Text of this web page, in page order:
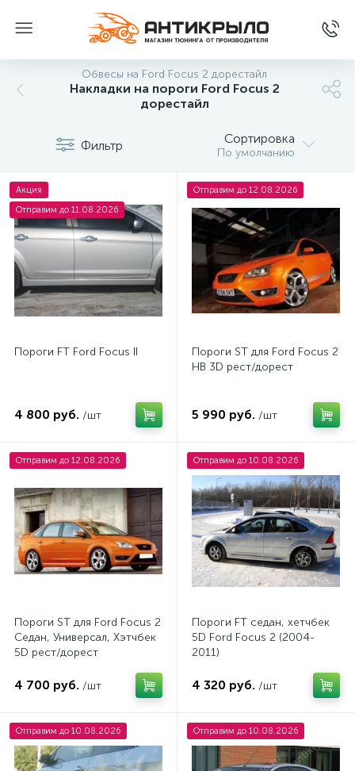
Обвесы на Ford Focus 2 дорестайл
Накладки на пороги Ford Focus 2
дорестайл
Фильтр Сортировка
По умолчанию
Акция
Отправим до 11.08.2026
Пороги FT Ford Focus II
4 800 руб. /шт
Отправим до 12.08.2026
Пороги ST для Ford Focus 2
HB 3D рест/дорест
5 990 руб. /шт
Отправим до 12.08.2026
Пороги ST для Ford Focus 2
Седан, Универсал, Хэтчбек
5D рест/дорест
4 700 руб. /шт
Отправим до 10.08.2026
Пороги FT седан, хетчбек
5D Ford Focus 2 (2004-
2011)
4 320 руб. /шт
Отправим до 10.08.2026 Отправим до 10.08.2026